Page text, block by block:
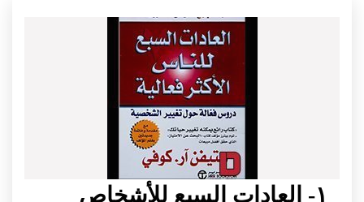
١- العادات السبع للأشخاص